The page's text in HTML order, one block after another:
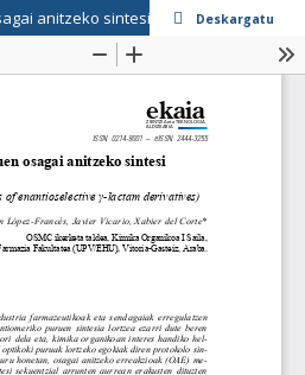
anitzeko sintesi enantioselektiboa
Deskargatu